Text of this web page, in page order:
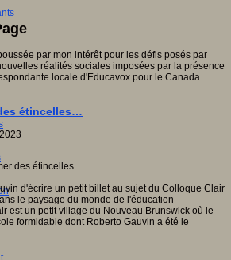
par mon intérêt pour les défis posés par
réalités sociales imposées par la présence
locale d'Educavox pour le Canada
étincelles…
d'écrire un petit billet au sujet du Colloque Clair
le paysage du monde de l'éducation
est un petit village du Nouveau Brunswick où le
formidable dont Roberto Gauvin a été le